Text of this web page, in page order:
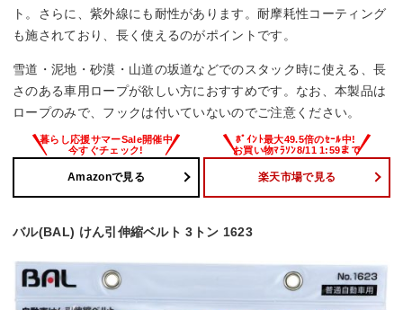
ト。さらに、紫外線にも耐性があります。耐摩耗性コーティング
も施されており、長く使えるのがポイントです。
雪道・泥地・砂漠・山道の坂道などでのスタック時に使える、長
さのある車用ロープが欲しい方におすすめです。なお、本製品は
ロープのみで、フックは付いていないのでご注意ください。
Amazonで見る 楽天市場で見る
バル(BAL) けん引伸縮ベルト 3トン 1623